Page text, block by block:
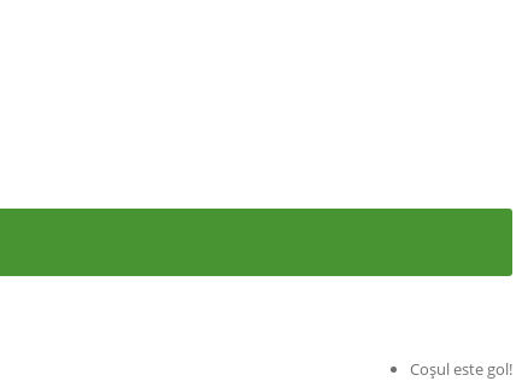
Coșul este gol!